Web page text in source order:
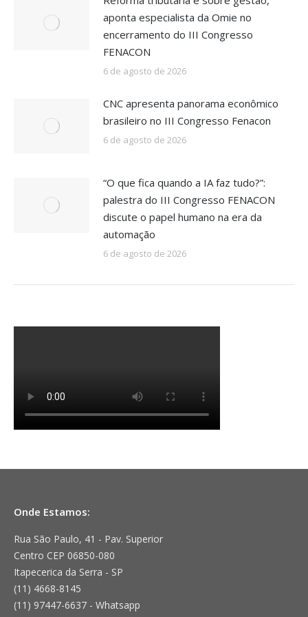
aponta especialista da Omie no
encerramento do III Congresso
FENACON
6 de agosto de 2026
CNC apresenta panorama econômico
brasileiro no III Congresso Fenacon
6 de agosto de 2026
“O que fica quando a IA faz tudo?”:
palestra do III Congresso FENACON
discute o papel humano na era da
automação
6 de agosto de 2026
Onde Estamos:
Rua São Paulo, 41 - Pav. Superior
Centro CEP 06850-080
Itapecerica da Serra - SP
(11) 4668-8145
(11) 97447-6637 - Whatsapp